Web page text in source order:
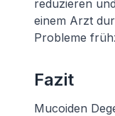
reduzieren
einem Arzt
Probleme
Fazit
Mucoiden